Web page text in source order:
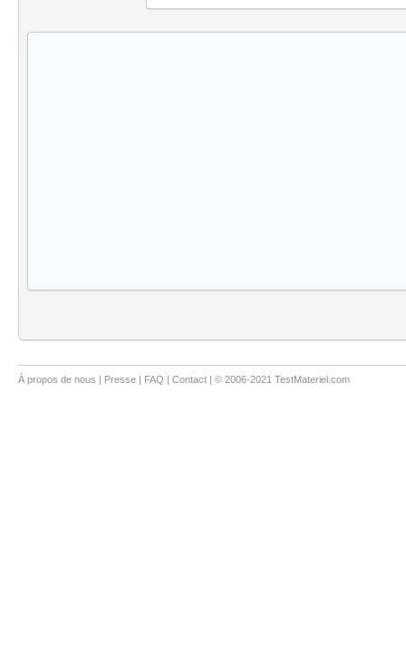
À propos de nous | Presse | FAQ | Contact | © 2006-2021 TestMateriel.com